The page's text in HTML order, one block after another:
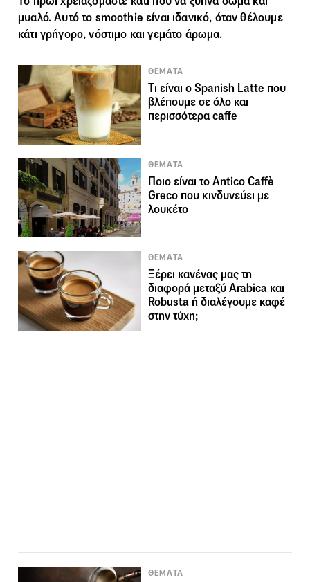
μυαλό. Αυτό το smoothie είναι ιδανικό, όταν θέλουμε
κάτι γρήγορο, νόστιμο και γεμάτο άρωμα.
ΘΕΜΑΤΑ
Tι είναι ο Spanish Latte που
βλέπουμε σε όλο και
περισσότερα caffe
ΘΕΜΑΤΑ
Ποιο είναι το Antico Caffè
Greco που κινδυνεύει με
λουκέτο
ΘΕΜΑΤΑ
Ξέρει κανένας μας τη
διαφορά μεταξύ Arabica και
Robusta ή διαλέγουμε καφέ
στην τύχη;
ΘΕΜΑΤΑ